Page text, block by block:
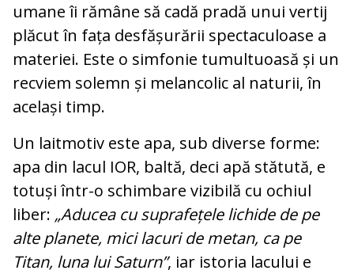
umane îi rămâne să cadă pradă unui vertij
plăcut în fața desfășurării spectaculoase a
materiei. Este o simfonie tumultuoasă și un
recviem solemn și melancolic al naturii, în
același timp.
Un laitmotiv este apa, sub diverse forme:
apa din lacul IOR, baltă, deci apă stătută, e
totuși într-o schimbare vizibilă cu ochiul
liber: „Aducea cu suprafețele lichide de pe
alte planete, mici lacuri de metan, ca pe
Titan, luna lui Saturn”, iar istoria lacului e